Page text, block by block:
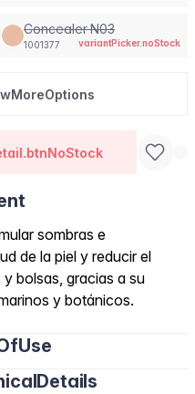
Concealer N03
1001377 variantPicker.noStock
sombras e
de la piel y reducir el
bolsas, gracias a su
y botánicos.